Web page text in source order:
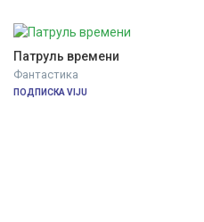
Патруль времени
Фантастика
ПОДПИСКА VIJU